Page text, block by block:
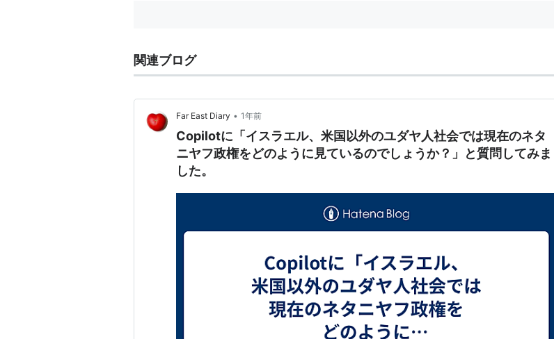
関連ブログ
Far East Diary • 1年前
Copilotに「イスラエル、米国以外のユダヤ人社会では現在のネタ
ニヤフ政権をどのように見ているのでしょうか？」と質問してみま
した。